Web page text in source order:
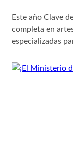
Este año Clave
completa en
especializadas